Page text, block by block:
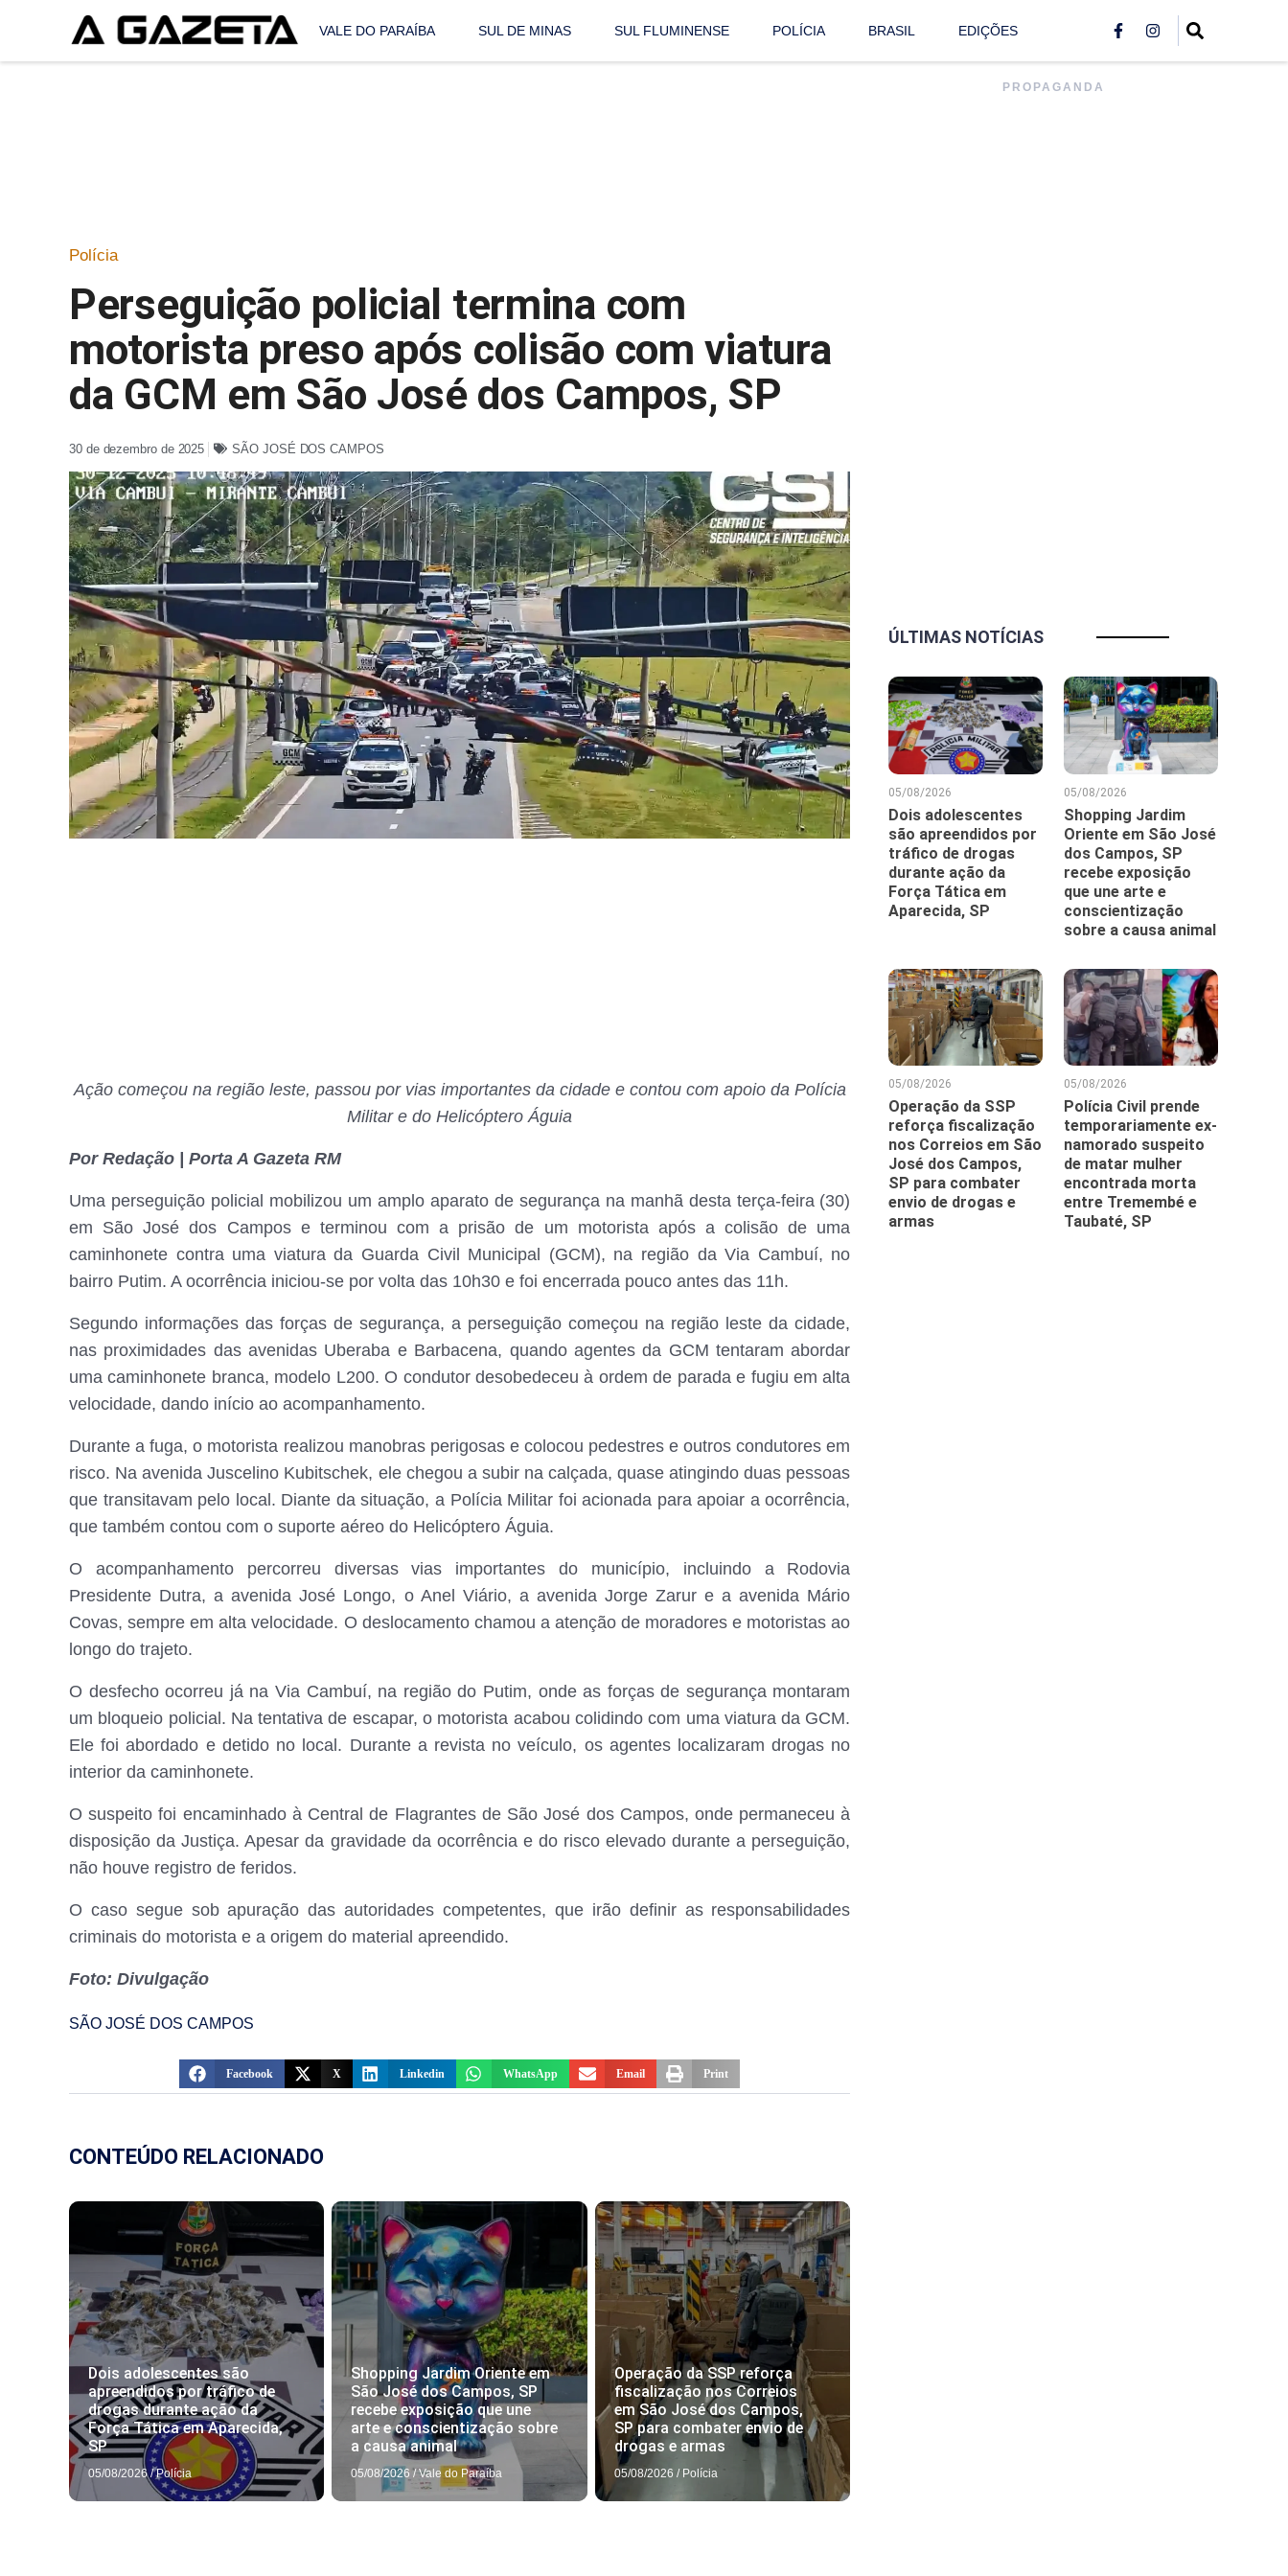
VALE DO PARAÍBA SUL DE MINAS SUL FLUMINENSE POLÍCIA BRASIL EDIÇÕES
Polícia
Perseguição policial termina com
motorista preso após colisão com viatura
da GCM em São José dos Campos, SP
30 de dezembro de 2025 SÃO JOSÉ DOS CAMPOS
Ação começou na região leste, passou por vias importantes da cidade e contou com apoio da Polícia
Militar e do Helicóptero Águia
Por Redação | Porta A Gazeta RM
Uma perseguição policial mobilizou um amplo aparato de segurança na manhã desta terça-feira (30)
em São José dos Campos e terminou com a prisão de um motorista após a colisão de uma
caminhonete contra uma viatura da Guarda Civil Municipal (GCM), na região da Via Cambuí, no
bairro Putim. A ocorrência iniciou-se por volta das 10h30 e foi encerrada pouco antes das 11h.
Segundo informações das forças de segurança, a perseguição começou na região leste da cidade,
nas proximidades das avenidas Uberaba e Barbacena, quando agentes da GCM tentaram abordar
uma caminhonete branca, modelo L200. O condutor desobedeceu à ordem de parada e fugiu em alta
velocidade, dando início ao acompanhamento.
Durante a fuga, o motorista realizou manobras perigosas e colocou pedestres e outros condutores em
risco. Na avenida Juscelino Kubitschek, ele chegou a subir na calçada, quase atingindo duas pessoas
que transitavam pelo local. Diante da situação, a Polícia Militar foi acionada para apoiar a ocorrência,
que também contou com o suporte aéreo do Helicóptero Águia.
O acompanhamento percorreu diversas vias importantes do município, incluindo a Rodovia
Presidente Dutra, a avenida José Longo, o Anel Viário, a avenida Jorge Zarur e a avenida Mário
Covas, sempre em alta velocidade. O deslocamento chamou a atenção de moradores e motoristas ao
longo do trajeto.
O desfecho ocorreu já na Via Cambuí, na região do Putim, onde as forças de segurança montaram
um bloqueio policial. Na tentativa de escapar, o motorista acabou colidindo com uma viatura da GCM.
Ele foi abordado e detido no local. Durante a revista no veículo, os agentes localizaram drogas no
interior da caminhonete.
O suspeito foi encaminhado à Central de Flagrantes de São José dos Campos, onde permaneceu à
disposição da Justiça. Apesar da gravidade da ocorrência e do risco elevado durante a perseguição,
não houve registro de feridos.
O caso segue sob apuração das autoridades competentes, que irão definir as responsabilidades
criminais do motorista e a origem do material apreendido.
Foto: Divulgação
SÃO JOSÉ DOS CAMPOS
Facebook X Linkedin WhatsApp Email Print
CONTEÚDO RELACIONADO
Dois adolescentes são
apreendidos por tráfico de
drogas durante ação da
Força Tática em Aparecida,
SP
05/08/2026 / Polícia
Shopping Jardim Oriente em
São José dos Campos, SP
recebe exposição que une
arte e conscientização sobre
a causa animal
05/08/2026 / Vale do Paraíba
Operação da SSP reforça
fiscalização nos Correios
em São José dos Campos,
SP para combater envio de
drogas e armas
05/08/2026 / Polícia
PROPAGANDA
ÚLTIMAS NOTÍCIAS
05/08/2026
Dois adolescentes
são apreendidos por
tráfico de drogas
durante ação da
Força Tática em
Aparecida, SP
05/08/2026
Shopping Jardim
Oriente em São José
dos Campos, SP
recebe exposição
que une arte e
conscientização
sobre a causa animal
05/08/2026
Operação da SSP
reforça fiscalização
nos Correios em São
José dos Campos,
SP para combater
envio de drogas e
armas
05/08/2026
Polícia Civil prende
temporariamente ex-
namorado suspeito
de matar mulher
encontrada morta
entre Tremembé e
Taubaté, SP